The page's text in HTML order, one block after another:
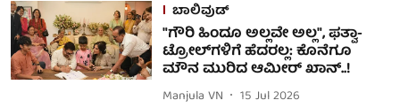
ಬಾಲಿವುಡ್
"ಗೌರಿ ಹಿಂದೂ ಅಲ್ಲವೇ ಅಲ್ಲ", ಫತ್ವಾ-
ಟ್ರೋಲ್‌ಗಳಿಗೆ ಹೆದರಲ್ಲ: ಕೊನೆಗೂ
ಮೌನ ಮುರಿದ ಆಮೀರ್ ಖಾನ್..!
Manjula VN
15 Jul 2026